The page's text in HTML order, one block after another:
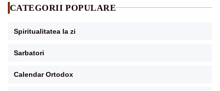
CATEGORII POPULARE
Spiritualitatea la zi
Sarbatori
Calendar Ortodox